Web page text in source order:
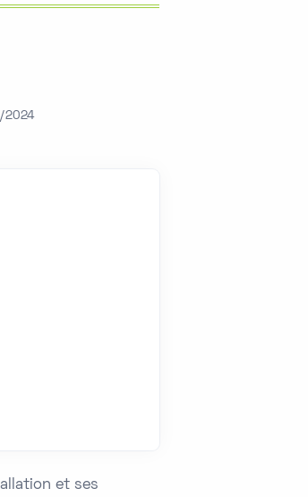
2024
et ses